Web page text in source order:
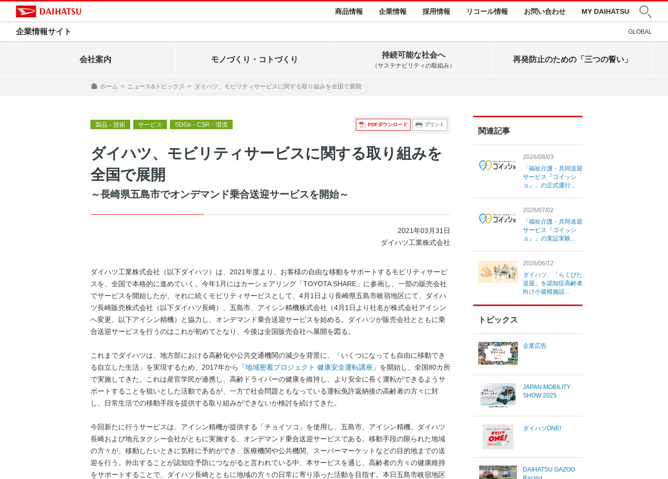
商品情報 企業情報 採用情報 リコール情報 お問い合わせ MY DAIHATSU
企業情報サイト GLOBAL
会社案内 モノづくり・コトづくり
持続可能な社会へ
（サステナビリティの取組み）
再発防止のための「三つの誓い」
ホーム > ニュース&トピックス > ダイハツ、モビリティサービスに関する取り組みを全国で展開
PDFダウンロード プリント
製品・技術 サービス SDGs・CSR・環境
ダイハツ、モビリティサービスに関する取り組みを
全国で展開
～長崎県五島市でオンデマンド乗合送迎サービスを開始～
2021年03月31日
ダイハツ工業株式会社
ダイハツ工業株式会社（以下ダイハツ）は、2021年度より、お客様の自由な移動をサポートするモビリティサービ
スを、全国で本格的に進めていく。今年1月にはカーシェアリング「TOYOTA SHARE」に参画し、一部の販売会社
でサービスを開始したが、それに続くモビリティサービスとして、4月1日より長崎県五島市岐宿地区にて、ダイハ
ツ長崎販売株式会社（以下ダイハツ長崎）、五島市、アイシン精機株式会社（4月1日より社名が株式会社アイシン
へ変更、以下アイシン精機）と協力し、オンデマンド乗合送迎サービスを始める。ダイハツが販売会社とともに乗
合送迎サービスを行うのはこれが初めてとなり、今後は全国販売会社へ展開を図る。
これまでダイハツは、地方部における高齢化や公共交通機関の減少を背景に、「いくつになっても自由に移動でき
る自立した生活」を実現するため、2017年から「地域密着プロジェクト 健康安全運転講座 」を開始し、全国80カ所
で実施してきた。これは産官学民が連携し、高齢ドライバーの健康を維持し、より安全に長く運転ができるようサ
ポートすることを狙いとした活動であるが、一方で社会問題ともなっている運転免許返納後の高齢者の方々に対
し、日常生活での移動手段を提供する取り組みができないか検討を続けてきた。
今回新たに行うサービスは、アイシン精機が提供する「チョイソコ」を使用し、五島市、アイシン精機、ダイハツ
長崎および地元タクシー会社がともに実施する、オンデマンド乗合送迎サービスである。移動手段の限られた地域
の方々が、移動したいときに気軽に予約ができ、医療機関や公共機関、スーパーマーケットなどの目的地までの送
迎を行う。外出することが認知症予防につながると言われている中、本サービスを通じ、高齢者の方々の健康維持
をサポートすることで、ダイハツ長崎とともに地域の方々の日常に寄り添った活動を目指す。本日五島市岐宿地区
関連記事
2026/08/03
「福祉介護・共同送迎
サービス『ゴイッシ
ョ』」の正式運行...
2026/07/02
「福祉介護・共同送迎
サービス『ゴイッシ
ョ』」の実証実験...
2026/06/12
ダイハツ、「らくぴた
送迎」を認知症高齢者
向け小規模施設...
トピックス
企業広告
JAPAN MOBILITY
SHOW 2025
ダイハツONE!
DAIHATSU GAZOO